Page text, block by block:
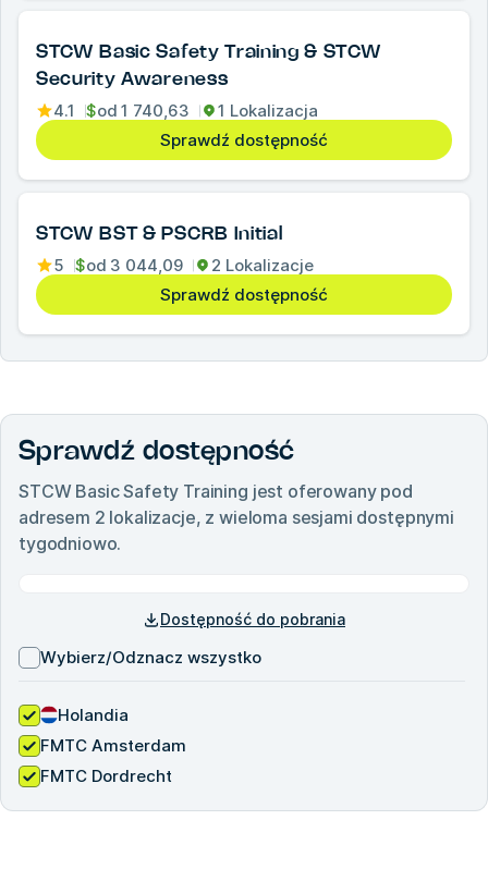
STCW Basic Safety Training & STCW
Security Awareness
4.1 $od 1 740,63
1 Lokalizacja
Sprawdź dostępność
STCW BST & PSCRB Initial
5 $od 3 044,09
2 Lokalizacje
Sprawdź dostępność
Sprawdź dostępność
STCW Basic Safety Training jest oferowany pod
adresem 2 lokalizacje, z wieloma sesjami dostępnymi
tygodniowo.
Dostępność do pobrania
Wybierz/Odznacz wszystko
Holandia
FMTC Amsterdam
FMTC Dordrecht